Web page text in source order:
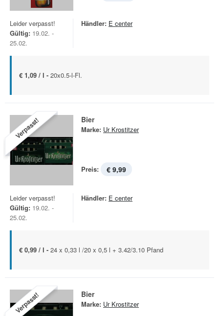
Leider verpasst!
Gültig: 19.02. -
25.02.
Händler: E center
€ 1,09 / l - 20x0.5-l-Fl.
Verpasst! Bier
Marke: Ur Krostitzer
Preis: € 9,99
Leider verpasst!
Gültig: 19.02. -
25.02.
Händler: E center
€ 0,99 / l - 24 x 0,33 l /20 x 0,5 l + 3.42/3.10 Pfand
Verpasst! Bier
Marke: Ur Krostitzer